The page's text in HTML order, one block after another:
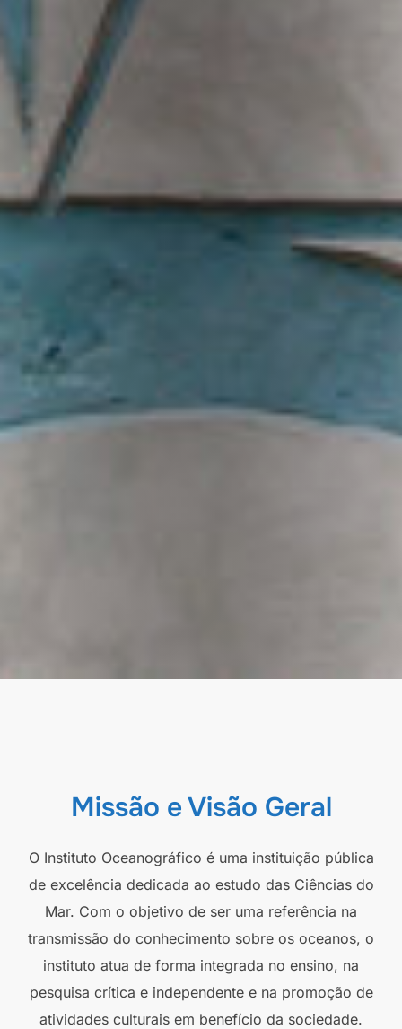
Missão e Visão Geral
O Instituto Oceanográfico é uma instituição pública
de excelência dedicada ao estudo das Ciências do
Mar. Com o objetivo de ser uma referência na
transmissão do conhecimento sobre os oceanos, o
instituto atua de forma integrada no ensino, na
pesquisa crítica e independente e na promoção de
atividades culturais em benefício da sociedade.